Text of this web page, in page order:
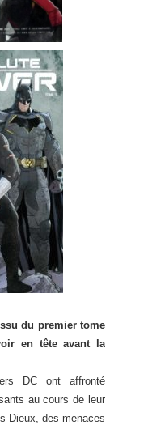
du premier tome
en tête avant la
DC ont affronté
au cours de leur
Dieux, des menaces